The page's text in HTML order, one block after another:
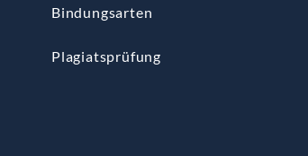
Bindungsarten
Plagiatsprüfung